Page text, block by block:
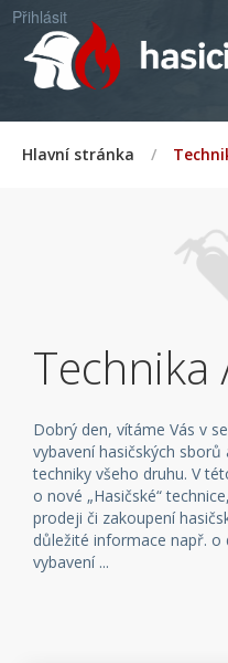
Přihlásit
Hlavní stránka /
Technika
Dobrý den, vítáme Vás v
vybavení hasičských
techniky všeho druhu. V
o nové „Hasičské“
prodeji či zakoupení
důležité informace např. o
vybavení ...